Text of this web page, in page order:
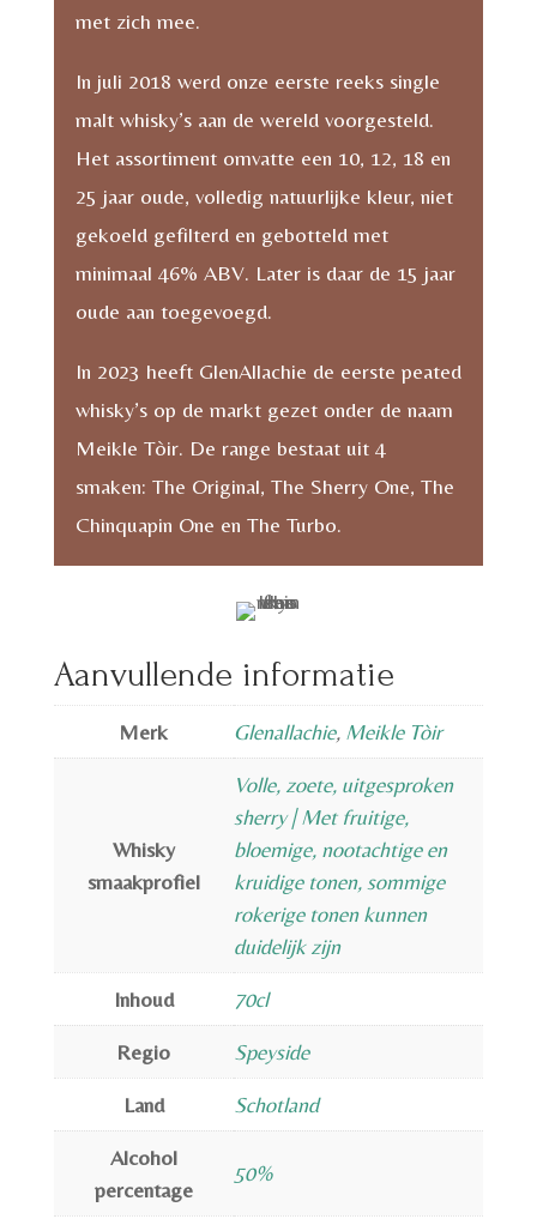
met zich mee.
In juli 2018 werd onze eerste reeks single
malt whisky’s aan de wereld voorgesteld.
Het assortiment omvatte een 10, 12, 18 en
25 jaar oude, volledig natuurlijke kleur, niet
gekoeld gefilterd en gebotteld met
minimaal 46% ABV. Later is daar de 15 jaar
oude aan toegevoegd.
In 2023 heeft GlenAllachie de eerste peated
whisky’s op de markt gezet onder de naam
Meikle Tòir. De range bestaat uit 4
smaken: The Original, The Sherry One, The
Chinquapin One en The Turbo.
Aanvullende informatie
Merk Glenallachie, Meikle Tòir
Whisky
smaakprofiel
Volle, zoete, uitgesproken
sherry | Met fruitige,
bloemige, nootachtige en
kruidige tonen, sommige
rokerige tonen kunnen
duidelijk zijn
Inhoud 70cl
Regio Speyside
Land Schotland
Alcohol
percentage
50%